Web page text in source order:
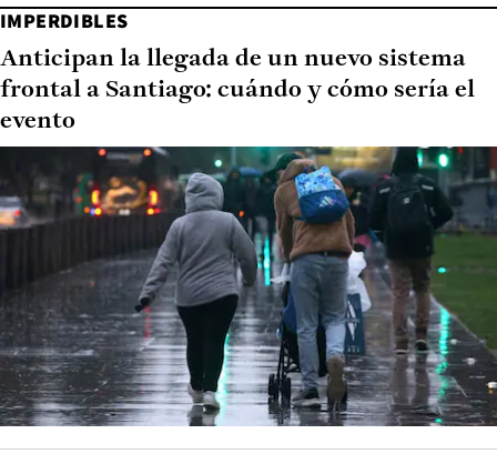
IMPERDIBLES
Anticipan la llegada de un nuevo sistema
frontal a Santiago: cuándo y cómo sería el
evento